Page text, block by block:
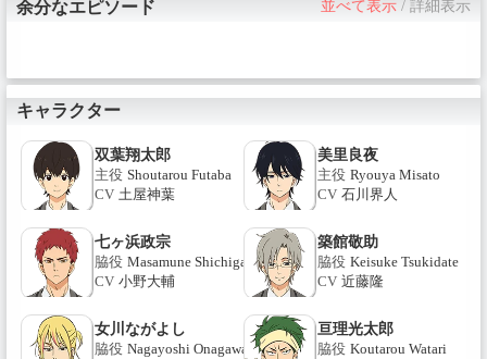
余分なエピソード 並べて表示 /詳細表示
キャラクター
双葉翔太郎
主役 Shoutarou Futaba
CV 土屋神葉
美里良夜
主役 Ryouya Misato
CV 石川界人
七ヶ浜政宗
脇役 Masamune Shichigahama
CV 小野大輔
築館敬助
脇役 Keisuke Tsukidate
CV 近藤隆
女川ながよし
脇役 Nagayoshi Onagawa
亘理光太郎
脇役 Koutarou Watari